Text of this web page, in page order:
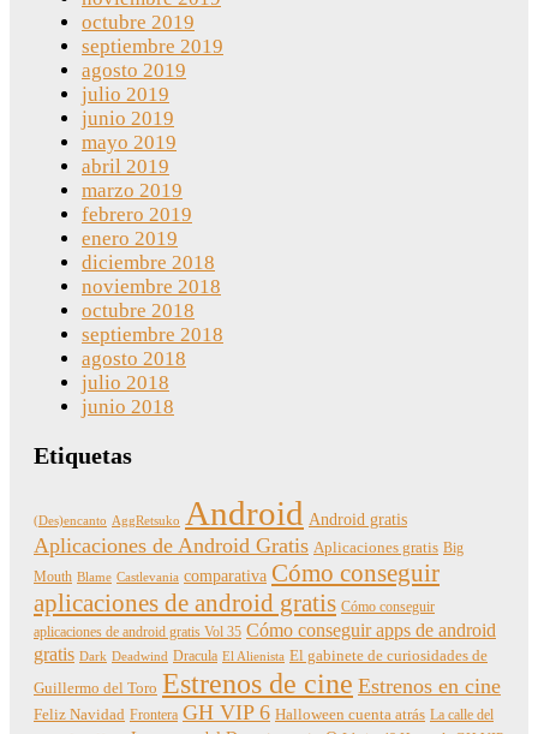
octubre 2019
septiembre 2019
agosto 2019
julio 2019
junio 2019
mayo 2019
abril 2019
marzo 2019
febrero 2019
enero 2019
diciembre 2018
noviembre 2018
octubre 2018
septiembre 2018
agosto 2018
julio 2018
junio 2018
Etiquetas
(Des)encanto AggRetsuko Android Android gratis
Aplicaciones de Android Gratis Aplicaciones gratis Big
Mouth Blame Castlevania comparativa Cómo conseguir
aplicaciones de android gratis Cómo conseguir
aplicaciones de android gratis Vol 35 Cómo conseguir apps de android
gratis Dark Deadwind Dracula El Alienista El gabinete de curiosidades de
Guillermo del Toro Estrenos de cine Estrenos en cine
Feliz Navidad Frontera GH VIP 6 Halloween cuenta atrás La calle del